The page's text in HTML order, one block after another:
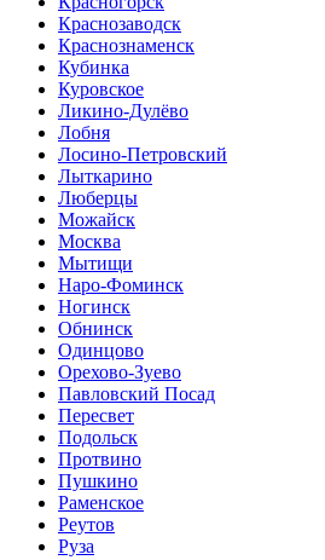
Краснозаводск
Краснознаменск
Кубинка
Куровское
Ликино-Дулёво
Лобня
Лосино-Петровский
Лыткарино
Люберцы
Можайск
Москва
Мытищи
Наро-Фоминск
Ногинск
Обнинск
Одинцово
Орехово-Зуево
Павловский Посад
Пересвет
Подольск
Протвино
Пушкино
Раменское
Реутов
Руза